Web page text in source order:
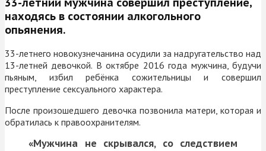
находясь в состоянии алкогольного
опьянения.
33-летнего новокузнечанина осудили за надругательство над
13-летней девочкой. В октябре 2016 года мужчина, будучи
пьяным, избил ребёнка сожительницы и совершил
преступление сексуального характера.
После произошедшего девочка позвонила матери, которая и
обратилась к правоохранителям.
«Мужчина не скрывался, со следствием